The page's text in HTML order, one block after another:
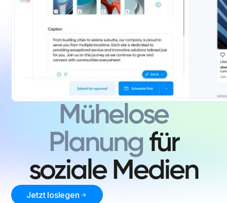
Mühelose
Planungfür
soziale Medien
Jetzt loslegen